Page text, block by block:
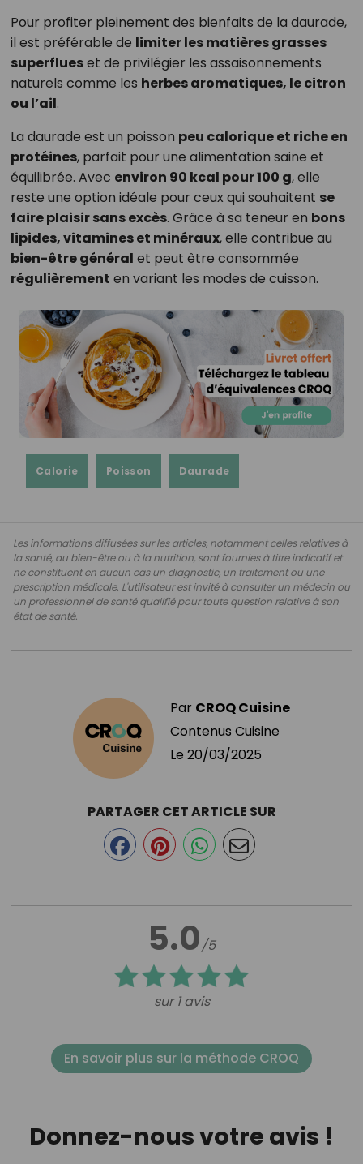
Pour profiter pleinement des bienfaits de la daurade,
il est préférable de limiter les matières grasses
superflueset de privilégier les assaisonnements
naturels comme les herbes aromatiques, le citron
ou l’ail.
La daurade est un poisson peu calorique et riche en
protéines, parfait pour une alimentation saine et
équilibrée. Avec environ 90 kcal pour 100 g, elle
reste une option idéale pour ceux qui souhaitent se
faire plaisir sans excès. Grâce à sa teneur en bons
lipides, vitamines et minéraux, elle contribue au
bien-être général et peut être consommée
régulièrement en variant les modes de cuisson.
Calorie Poisson Daurade
Les informations diffusées sur les articles, notamment celles relatives à
la santé, au bien-être ou à la nutrition, sont fournies à titre indicatif et
ne constituent en aucun cas un diagnostic, un traitement ou une
prescription médicale. L'utilisateur est invité à consulter un médecin ou
un professionnel de santé qualifié pour toute question relative à son
état de santé.
Par CROQ Cuisine
Contenus Cuisine
Le 20/03/2025
5.0/5
sur 1 avis
PARTAGER CET ARTICLE SUR
En savoir plus sur la méthode CROQ
Donnez-nous votre avis !